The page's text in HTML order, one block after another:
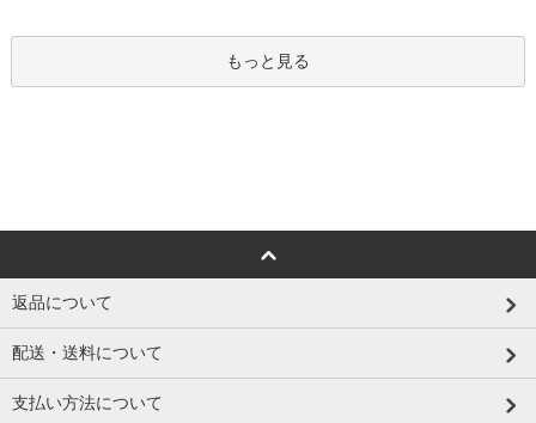
もっと見る
返品について
配送・送料について
支払い方法について